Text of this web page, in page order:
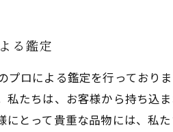
る鑑定
プロによる鑑定を行っており
私たちは、お客様から持ち込
にとって貴重な品物には、私